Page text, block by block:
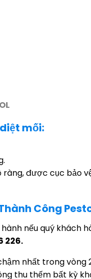
mối:
ràng, được cục bảo
Công
nếu quý khách
226.
nhất trong
thu thếm bất kỳ